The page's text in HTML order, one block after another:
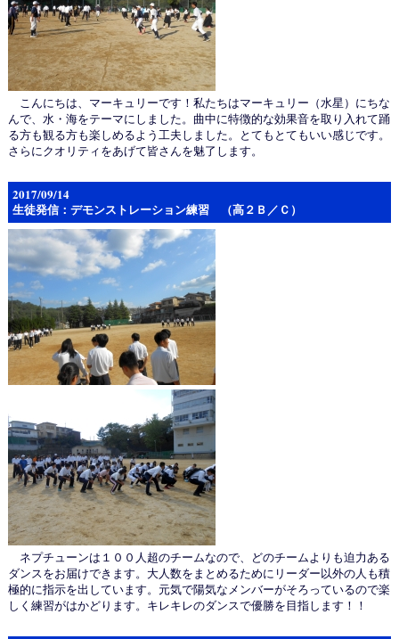
こんにちは、マーキュリーです！私たちはマーキュリー（水星）にちな
んで、水・海をテーマにしました。曲中に特徴的な効果音を取り入れて踊
る方も観る方も楽しめるよう工夫しました。とてもとてもいい感じです。
さらにクオリティをあげて皆さんを魅了します。
2017/09/14
生徒発信：デモンストレーション練習 （高２Ｂ／Ｃ）
ネプチューンは１００人超のチームなので、どのチームよりも迫力ある
ダンスをお届けできます。大人数をまとめるためにリーダー以外の人も積
極的に指示を出しています。元気で陽気なメンバーがそろっているので楽
しく練習がはかどります。キレキレのダンスで優勝を目指します！！